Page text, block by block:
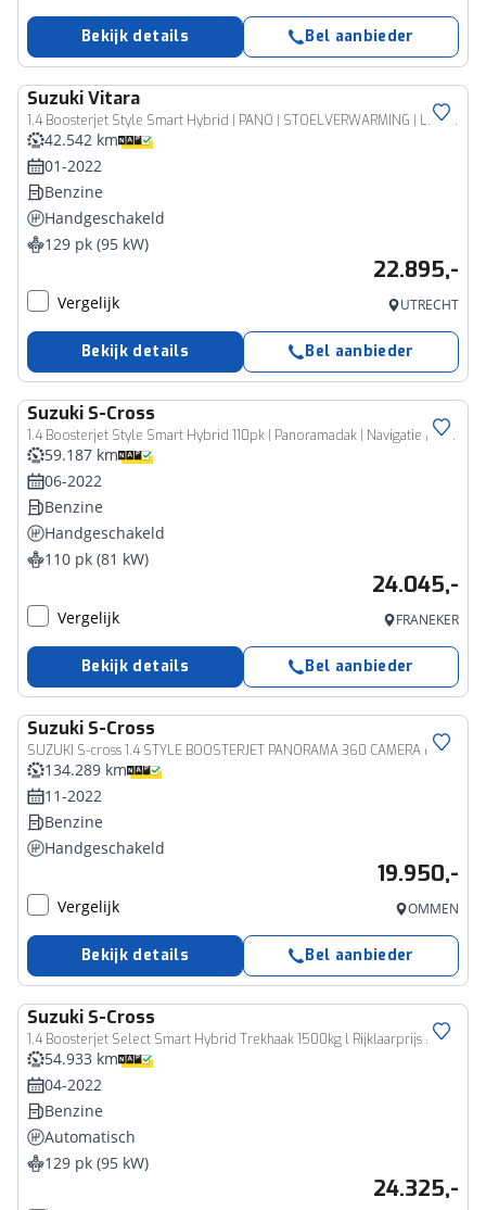
Bekijk details Bel aanbieder
SuzukiVitara
1.4 Boosterjet Style Smart Hybrid | PANO | STOELVERWARMING | LED | CAMERA | TREKHAAK
42.542 km
01-2022
Benzine
Handgeschakeld
129 pk (95 kW)
22.895,-
Vergelijk UTRECHT
Bekijk details Bel aanbieder
Suzuki S-Cross
1.4 Boosterjet Style Smart Hybrid 110pk | Panoramadak | Navigatie | Camera | Trekhaak | Cruise Control Adaptief | Climate Control | Stoelverwarming
59.187 km
06-2022
Benzine
Handgeschakeld
110 pk (81 kW)
24.045,-
Vergelijk FRANEKER
Bekijk details Bel aanbieder
Suzuki S-Cross
SUZUKI S-cross 1.4 STYLE BOOSTERJET PANORAMA 360 CAMERA HALF-LEER TREKHAAK 1500KG
134.289 km
11-2022
Benzine
Handgeschakeld
19.950,-
Vergelijk OMMEN
Bekijk details Bel aanbieder
Suzuki S-Cross
1.4 Boosterjet Select Smart Hybrid Trekhaak 1500kg l Rijklaarprijs !
54.933 km
04-2022
Benzine
Automatisch
129 pk (95 kW)
24.325,-